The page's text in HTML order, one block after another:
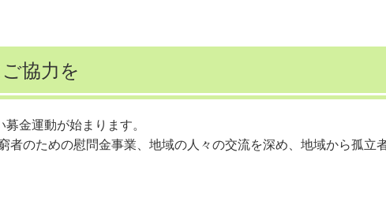
協力を
金運動が始まります。
者のための慰問金事業、地域の人々の交流を深め、地域から孤立